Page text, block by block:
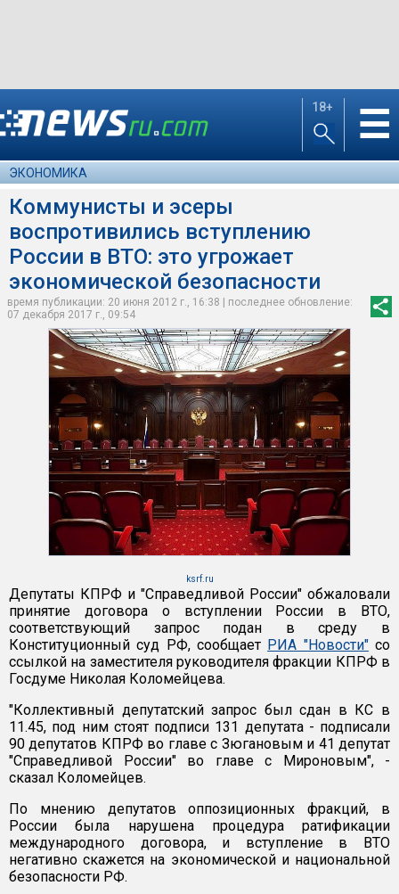
18+ ☰
ЭКОНОМИКА
Коммунисты и эсеры
воспротивились вступлению
России в ВТО: это угрожает
экономической безопасности
время публикации: 20 июня 2012 г., 16:38 | последнее обновление:
07 декабря 2017 г., 09:54
ksrf.ru
Депутаты КПРФ и "Справедливой России" обжаловали
принятие договора о вступлении России в ВТО,
соответствующий запрос подан в среду в
Конституционный суд РФ, сообщает РИА "Новости"со
ссылкой на заместителя руководителя фракции КПРФ в
Госдуме Николая Коломейцева.
"Коллективный депутатский запрос был сдан в КС в
11.45, под ним стоят подписи 131 депутата - подписали
90 депутатов КПРФ во главе с Зюгановым и 41 депутат
"Справедливой России" во главе с Мироновым", -
сказал Коломейцев.
По мнению депутатов оппозиционных фракций, в
России была нарушена процедура ратификации
международного договора, и вступление в ВТО
негативно скажется на экономической и национальной
безопасности РФ.